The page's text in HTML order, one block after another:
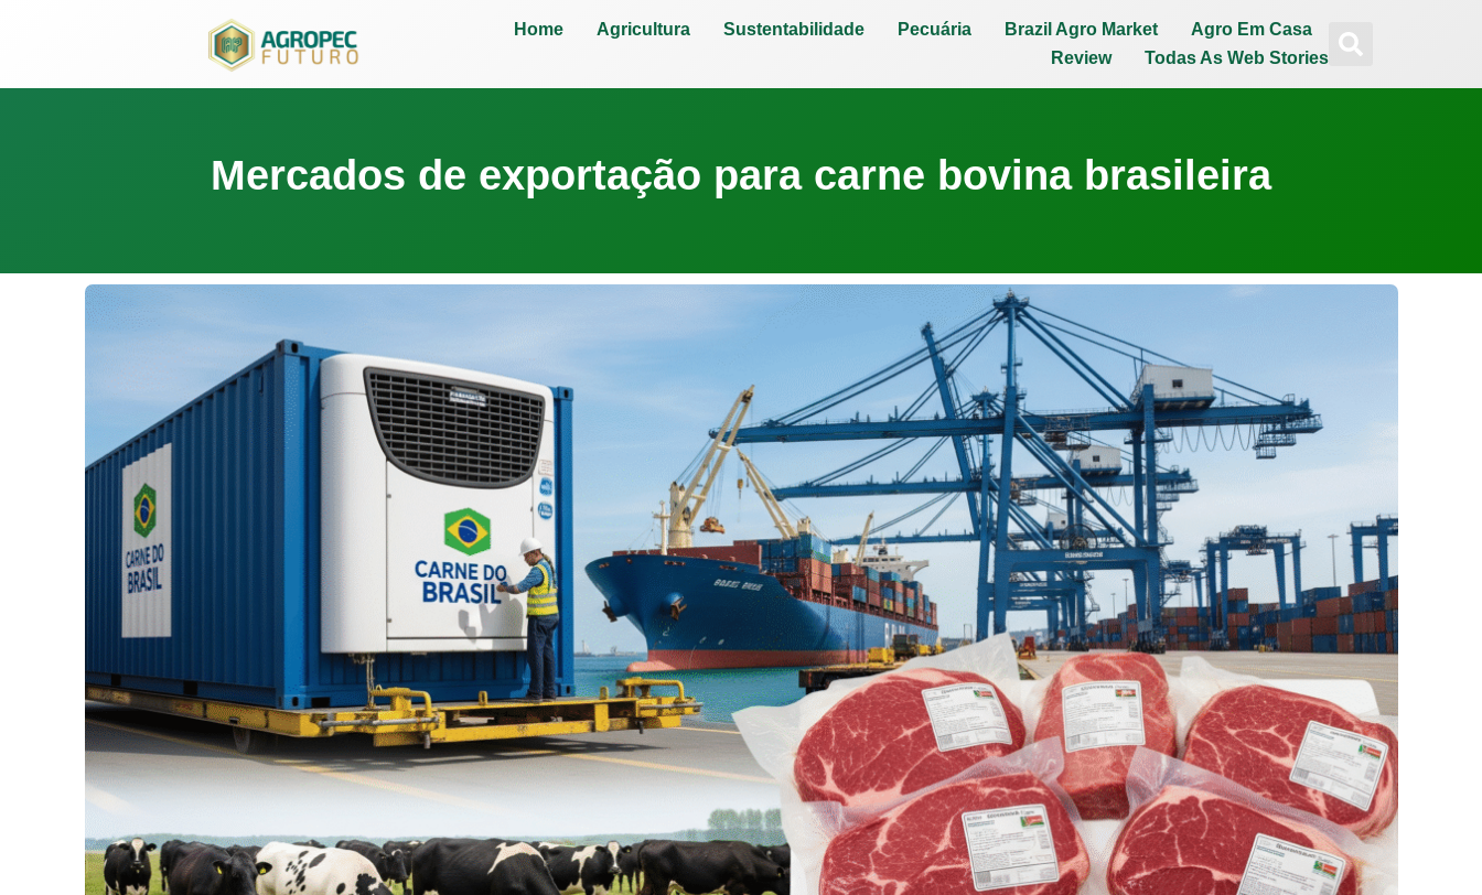
Home Agricultura Sustentabilidade Pecuária Brazil Agro Market
Agro Em Casa
Review
Todas As Web Stories
Mercados de exportação para carne bovina brasileira